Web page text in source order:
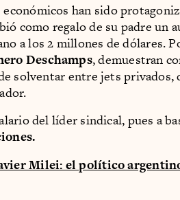
han sido
como regalo de su padre un
a los 2 millones de dólares.
Deschamps, demuestran
solventar entre jets privados,
del líder sindical, pues a
Milei: el político